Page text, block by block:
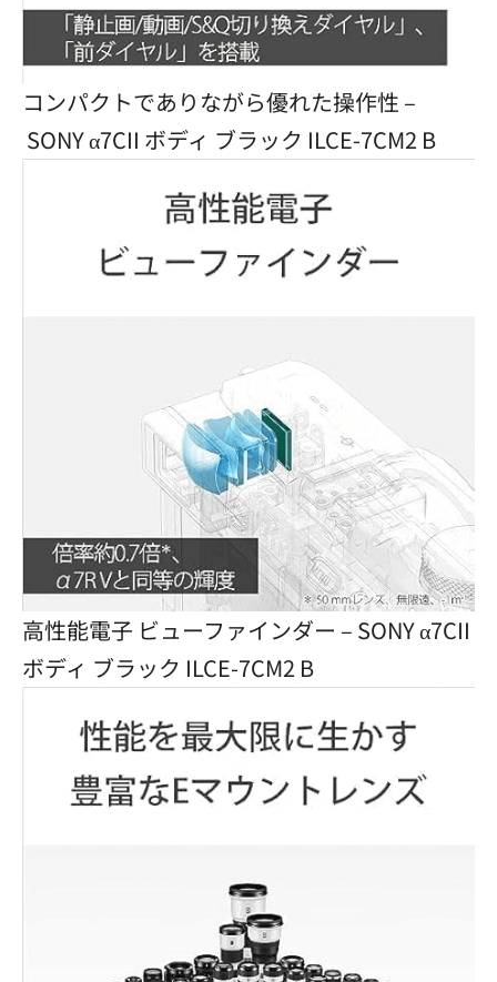
コンパクトでありながら優れた操作性 –
SONY α7CII ボディ ブラック ILCE-7CM2 B
高性能電子 ビューファインダー – SONY α7CII
ボディ ブラック ILCE-7CM2 B